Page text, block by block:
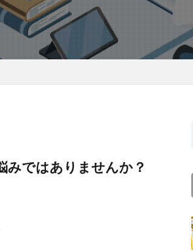
ではありませんか？